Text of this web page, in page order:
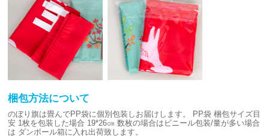
梱包方法について
のぼり旗は畳んでPP袋に個別包装しお届けします。
PP袋 梱包サイズ目
安 1枚を包装した場合 19*26㎝ 数枚の場合はビニール包装/量が多い場合
は ダンボール箱に入れ出荷致します。